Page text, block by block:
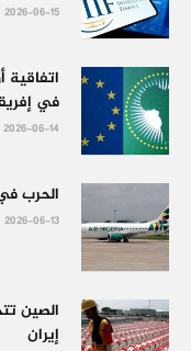
2026-06-15
في
2026-06-14
الحرب
2026-06-13
الصين
إيران